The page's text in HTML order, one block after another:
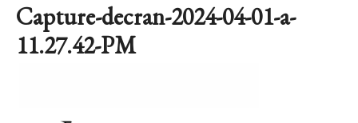
Capture-decran-2024-04-01-a-
11.27.42-PM